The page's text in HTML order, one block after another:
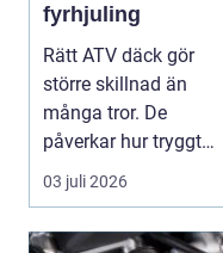
fyrhjuling
Rätt ATV däck gör
större skillnad än
många tror. De
påverkar hur tryggt
fyrhjulingen beter sig
på vä...
03 juli 2026